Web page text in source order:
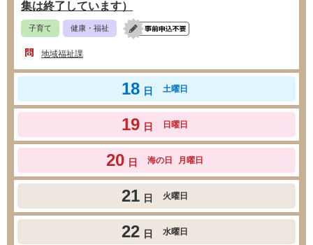
集は終了しています）
子育て 健康・福祉
地域福祉課
18 日 土曜日
19 日 日曜日
20 日 海の日 月曜日
21 日 火曜日
22 日 水曜日